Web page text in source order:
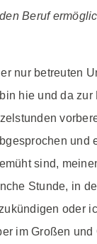
Beruf
nur betreuten
hie und da
und
sind,
Stunde, in
oder
im Großen